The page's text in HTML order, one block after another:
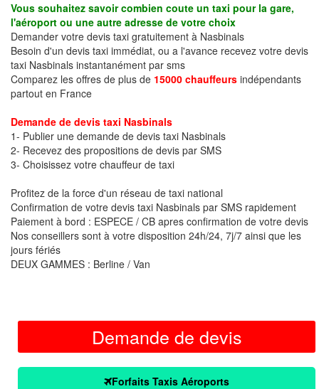
Vous souhaitez savoir combien coute un taxi pour la gare,
l'aéroport ou une autre adresse de votre choix
Demander votre devis taxi gratuitement à Nasbinals
Besoin d'un devis taxi immédiat, ou a l'avance recevez votre devis
taxi Nasbinals instantanément par sms
Comparez les offres de plus de 15000 chauffeurs indépendants
partout en France
Demande de devis taxi Nasbinals
1- Publier une demande de devis taxi Nasbinals
2- Recevez des propositions de devis par SMS
3- Choisissez votre chauffeur de taxi
Profitez de la force d'un réseau de taxi national
Confirmation de votre devis taxi Nasbinals par SMS rapidement
Paiement à bord : ESPECE / CB apres confirmation de votre devis
Nos conseillers sont à votre disposition 24h/24, 7j/7 ainsi que les
jours fériés
DEUX GAMMES : Berline / Van
Demande de devis
Forfaits Taxis Aéroports